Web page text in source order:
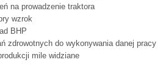
na prowadzenie traktora
wzrok
BHP
zdrowotnych do wykonywania danej pracy
mile widziane